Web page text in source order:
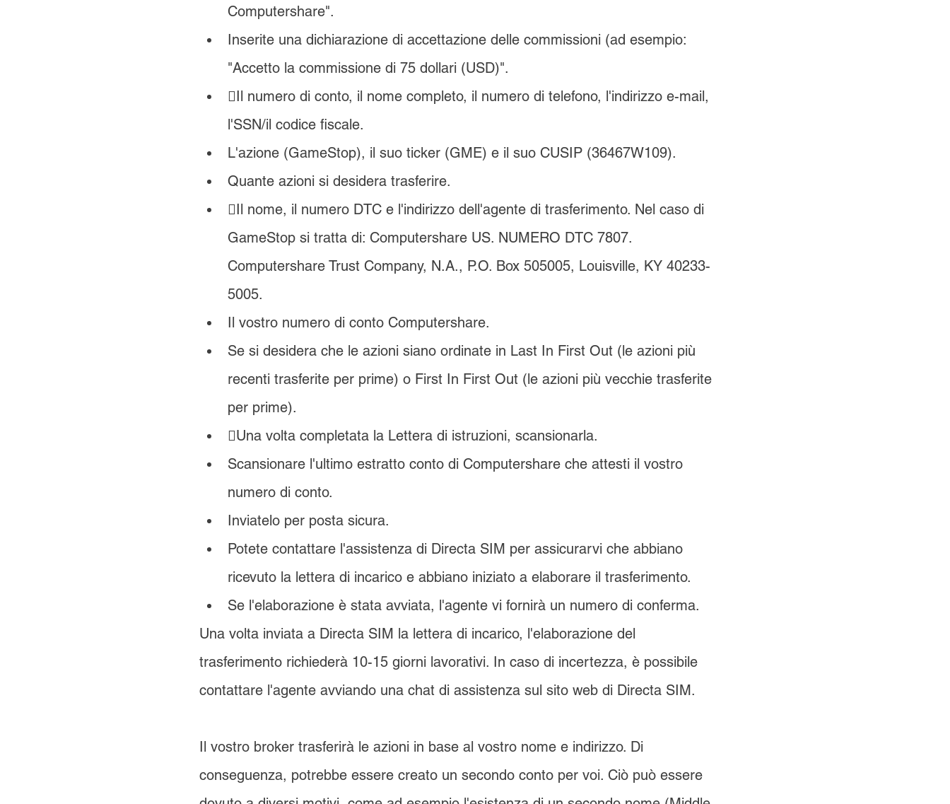
Computershare".
Inserite una dichiarazione di accettazione delle commissioni (ad esempio:
"Accetto la commissione di 75 dollari (USD)".
Il numero di conto, il nome completo, il numero di telefono, l'indirizzo e-mail,
l'SSN/il codice fiscale.
L'azione (GameStop), il suo ticker (GME) e il suo CUSIP (36467W109).
Quante azioni si desidera trasferire.
Il nome, il numero DTC e l'indirizzo dell'agente di trasferimento. Nel caso di
GameStop si tratta di: Computershare US. NUMERO DTC 7807.
Computershare Trust Company, N.A., P.O. Box 505005, Louisville, KY 40233-
5005.
Il vostro numero di conto Computershare.
Se si desidera che le azioni siano ordinate in Last In First Out (le azioni più
recenti trasferite per prime) o First In First Out (le azioni più vecchie trasferite
per prime).
Una volta completata la Lettera di istruzioni, scansionarla.
Scansionare l'ultimo estratto conto di Computershare che attesti il vostro
numero di conto.
Inviatelo per posta sicura.
Potete contattare l'assistenza di Directa SIM per assicurarvi che abbiano
ricevuto la lettera di incarico e abbiano iniziato a elaborare il trasferimento.
Se l'elaborazione è stata avviata, l'agente vi fornirà un numero di conferma.
Una volta inviata a Directa SIM la lettera di incarico, l'elaborazione del
trasferimento richiederà 10-15 giorni lavorativi. In caso di incertezza, è possibile
contattare l'agente avviando una chat di assistenza sul sito web di Directa SIM.
Il vostro broker trasferirà le azioni in base al vostro nome e indirizzo. Di
conseguenza, potrebbe essere creato un secondo conto per voi. Ciò può essere